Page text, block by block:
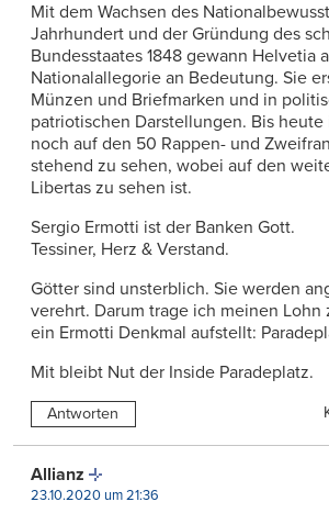
Mit dem Wachsen des
Jahrhundert und der Gründung des
Bundesstaates 1848 gewann Helvetia
Nationalallegorie an Bedeutung. Sie
Münzen und Briefmarken und in
patriotischen Darstellungen. Bis
noch auf den 50 Rappen- und
stehend zu sehen, wobei auf den
Libertas zu sehen ist.
Sergio Ermotti ist der Banken Gott.
Tessiner, Herz & Verstand.
Götter sind unsterblich. Sie werden
verehrt. Darum trage ich meinen Lohn
ein Ermotti Denkmal aufstellt:
Mit bleibt Nut der Inside Paradeplatz.
Antworten
Allianz
23.10.2020 um 21:36